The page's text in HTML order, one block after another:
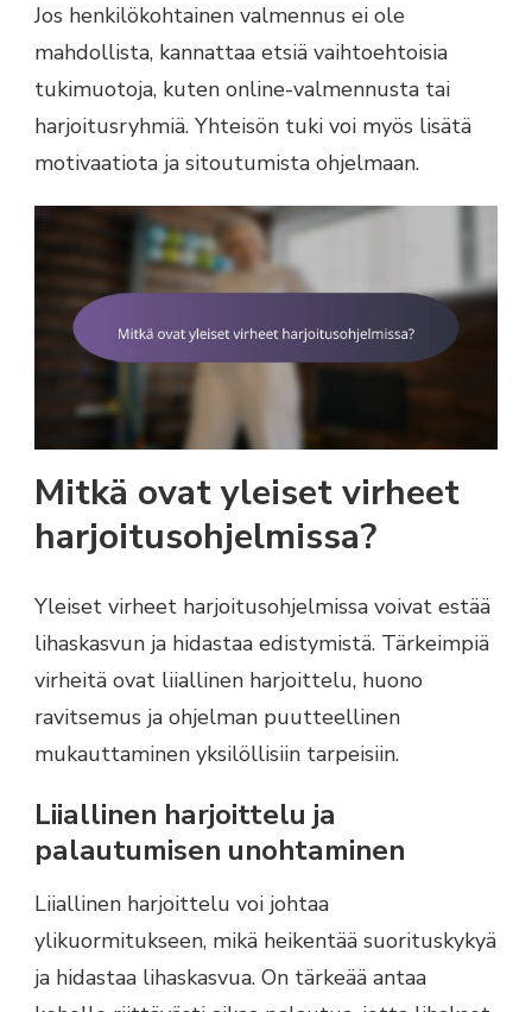
Jos henkilökohtainen valmennus ei ole
mahdollista, kannattaa etsiä vaihtoehtoisia
tukimuotoja, kuten online-valmennusta tai
harjoitusryhmiä. Yhteisön tuki voi myös lisätä
motivaatiota ja sitoutumista ohjelmaan.
Mitkä ovat yleiset virheet
harjoitusohjelmissa?
Yleiset virheet harjoitusohjelmissa voivat estää
lihaskasvun ja hidastaa edistymistä. Tärkeimpiä
virheitä ovat liiallinen harjoittelu, huono
ravitsemus ja ohjelman puutteellinen
mukauttaminen yksilöllisiin tarpeisiin.
Liiallinen harjoittelu ja
palautumisen unohtaminen
Liiallinen harjoittelu voi johtaa
ylikuormitukseen, mikä heikentää suorituskykyä
ja hidastaa lihaskasvua. On tärkeää antaa